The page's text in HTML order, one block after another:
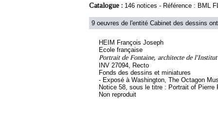
Catalogue : 146 notices - Référence : BML
9 oeuvres de l'entité Cabinet des dessins
HEIM François Joseph
Ecole française
Portrait de Fontaine, architecte de l'Institut
INV 27094, Recto
Fonds des dessins et miniatures
- Exposé à Washington, The Octagon
Notice 58, sous le titre : Portrait of Pierre
Non reproduit